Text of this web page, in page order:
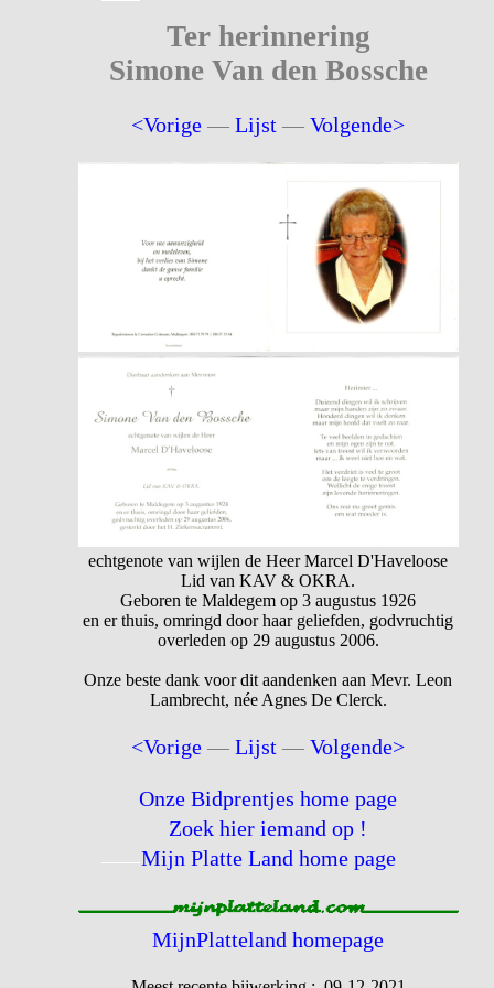
Ter herinnering
Simone Van den Bossche
<Vorige —Lijst —Volgende>
echtgenote van wijlen de Heer Marcel D'Haveloose
Lid van KAV & OKRA.
Geboren te Maldegem op 3 augustus 1926
en er thuis, omringd door haar geliefden, godvruchtig
overleden op 29 augustus 2006.
Onze beste dank voor dit aandenken aan Mevr. Leon
Lambrecht, née Agnes De Clerck.
<Vorige —Lijst —Volgende>
Onze Bidprentjes home page
Zoek hier iemand op !
Mijn Platte Land home page
MijnPlatteland homepage